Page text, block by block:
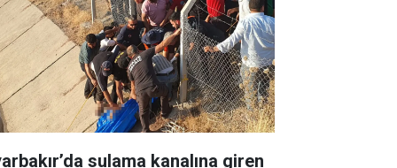
sulama kanalına giren